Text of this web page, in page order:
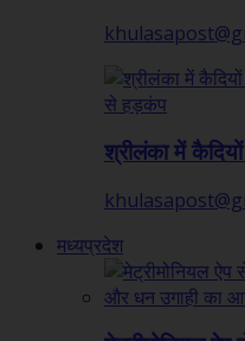
श्रीलंका में
मध्यप्रदेश